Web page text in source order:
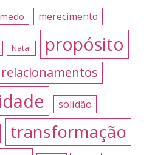
medo merecimento
Natal propósito
relacionamentos
solidão
transformação